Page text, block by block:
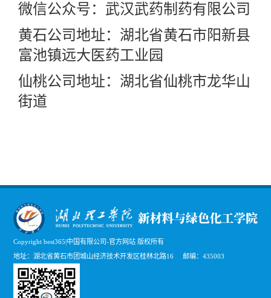
微信公众号：武汉武药制药有限公司
黄石公司地址：湖北省黄石市阳新县
富池镇远大医药工业园
仙桃公司地址：湖北省仙桃市龙华山
街道
Copyright best365|中国有限公司-官方网站 版权所有
地址：湖北省黄石市团城山经济技术开发区桂林北路16 邮编：435003